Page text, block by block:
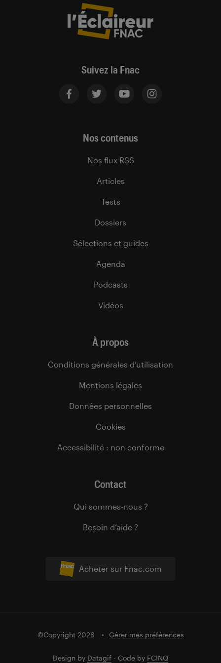
Suivez la Fnac
Acheter sur Fnac.com
Nos contenus
Nos flux RSS
Articles
Tests
Dossiers
Sélections et guides
Agenda
Podcasts
Vidéos
À propos
Conditions générales d’utilisation
Mentions légales
Données personnelles
Cookies
Accessibilité : non conforme
Contact
Qui sommes-nous ?
Besoin d’aide ?
©Copyright 2026 Gérer mes préférences
Design by Datagif - Code by FCINQ